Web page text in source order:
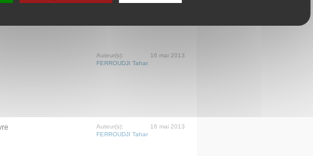
16 mai 2013
Auteur(s):
FERROUDJI Tahar
16 mai 2013
Auteur(s):
FERROUDJI Tahar